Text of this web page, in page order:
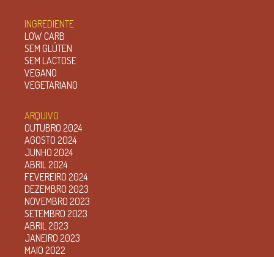
INGREDIENTE
LOW CARB
SEM GLÚTEN
SEM LACTOSE
VEGANO
VEGETARIANO
ARQUIVO
OUTUBRO 2024
AGOSTO 2024
JUNHO 2024
ABRIL 2024
FEVEREIRO 2024
DEZEMBRO 2023
NOVEMBRO 2023
SETEMBRO 2023
ABRIL 2023
JANEIRO 2023
MAIO 2022